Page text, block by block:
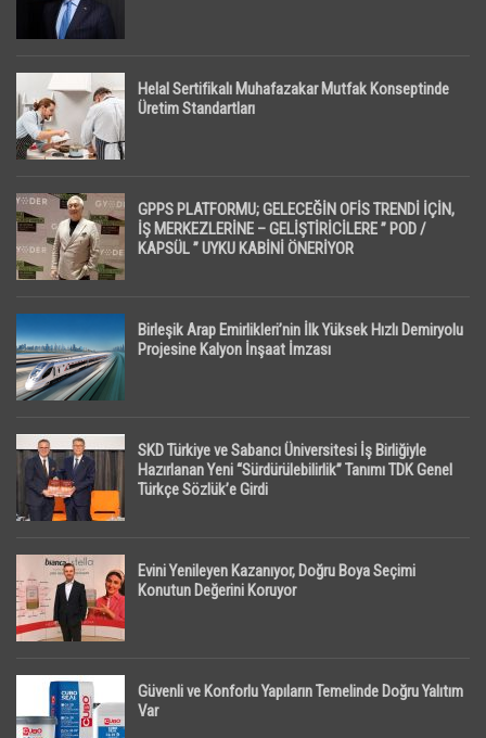
Helal Sertifikalı Muhafazakar Mutfak Konseptinde
Üretim Standartları
GPPS PLATFORMU; GELECEĞİN OFİS TRENDİ İÇİN,
İŞ MERKEZLERİNE – GELİŞTİRİCİLERE ” POD /
KAPSÜL ” UYKU KABİNİ ÖNERİYOR
Birleşik Arap Emirlikleri’nin İlk Yüksek Hızlı Demiryolu
Projesine Kalyon İnşaat İmzası
SKD Türkiye ve Sabancı Üniversitesi İş Birliğiyle
Hazırlanan Yeni “Sürdürülebilirlik” Tanımı TDK Genel
Türkçe Sözlük’e Girdi
Evini Yenileyen Kazanıyor, Doğru Boya Seçimi
Konutun Değerini Koruyor
Güvenli ve Konforlu Yapıların Temelinde Doğru Yalıtım
Var